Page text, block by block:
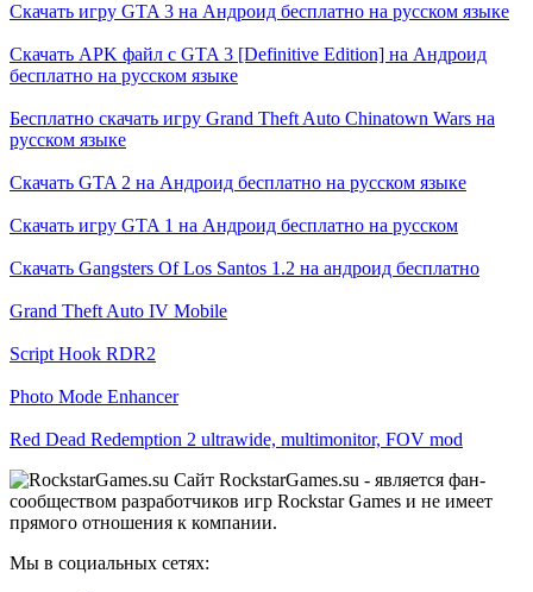
Скачать игру GTA 3 на Андроид бесплатно на русском языке
Скачать APK файл с GTA 3 [Definitive Edition] на Андроид
бесплатно на русском языке
Бесплатно скачать игру Grand Theft Auto Chinatown Wars на
русском языке
Скачать GTA 2 на Андроид бесплатно на русском языке
Скачать игру GTA 1 на Андроид бесплатно на русском
Скачать Gangsters Of Los Santos 1.2 на андроид бесплатно
Grand Theft Auto IV Mobile
Script Hook RDR2
Photo Mode Enhancer
Red Dead Redemption 2 ultrawide, multimonitor, FOV mod
Сайт RockstarGames.su - является фан-
сообществом разработчиков игр Rockstar Games и не имеет
прямого отношения к компании.
Мы в социальных сетях: